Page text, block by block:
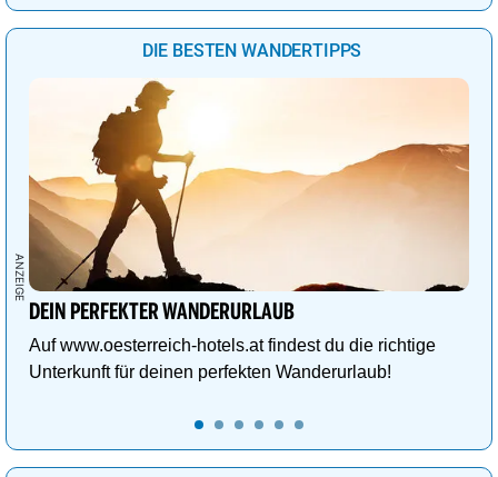
DIE BESTEN WANDERTIPPS
DEIN PERFEKTER WANDERURLAUB
Auf www.oesterreich-hotels.at findest du die richtige
Unterkunft für deinen perfekten Wanderurlaub!